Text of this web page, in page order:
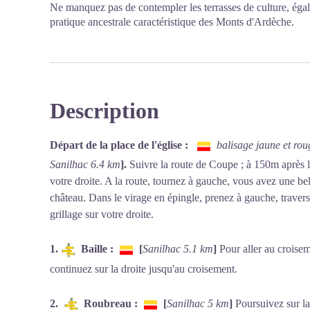
Ne manquez pas de contempler les terrasses de culture,
pratique ancestrale caractéristique des Monts d'Ardèche.
Description
Départ de la place de l'église :
balisage jaune et
Sanilhac 6.4 km]. Suivre la route de Coupe ; à 150m
votre droite. A la route, tournez à gauche, vous avez une
château. Dans le virage en épingle, prenez à gauche,
grillage sur votre droite.
1. Baille : [Sanilhac 5.1 km]Pour aller au
continuez sur la droite jusqu'au croisement.
2. Roubreau : [Sanilhac 5 km]Poursuivez sur